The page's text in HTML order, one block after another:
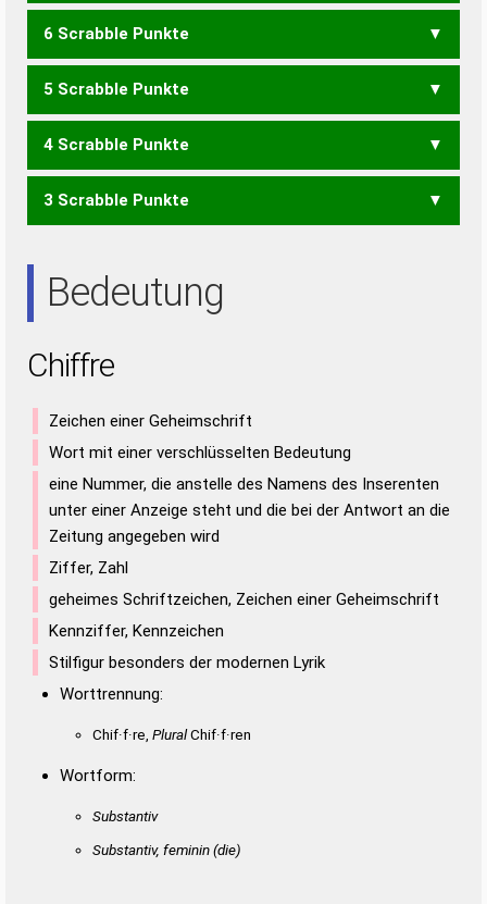
FEH ICH ERIC FIER FREI
6 Scrabble Punkte
CER FEI ICE
5 Scrabble Punkte
HIER IHRE REIH RIEH
4 Scrabble Punkte
EHR HEI HER HIE IHR
3 Scrabble Punkte
Bedeutung
Chiffre
Zeichen einer Geheimschrift
Wort mit einer verschlüsselten Bedeutung
eine Nummer, die anstelle des Namens des Inserenten
unter einer Anzeige steht und die bei der Antwort an die
Zeitung angegeben wird
Ziffer, Zahl
geheimes Schriftzeichen, Zeichen einer Geheimschrift
Kennziffer, Kennzeichen
Stilfigur besonders der modernen Lyrik
Worttrennung:
Chif·f·re, PluralChif·f·ren
Wortform:
Substantiv
Substantiv, feminin(die)